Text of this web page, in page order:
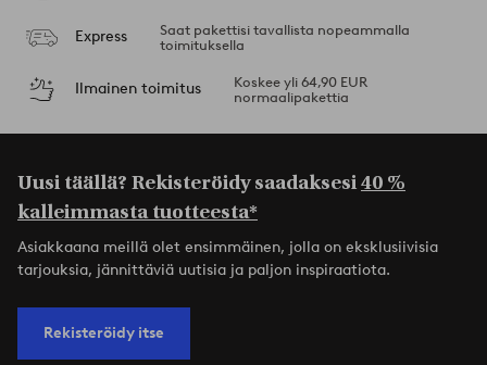
Express
Saat pakettisi tavallista nopeammalla
toimituksella
Ilmainen toimitus
Koskee yli 64,90 EUR
normaalipakettia
Uusi täällä? Rekisteröidy saadaksesi40 %
kalleimmasta tuotteesta*
Asiakkaana meillä olet ensimmäinen, jolla on eksklusiivisia
tarjouksia, jännittäviä uutisia ja paljon inspiraatiota.
Rekisteröidy itse